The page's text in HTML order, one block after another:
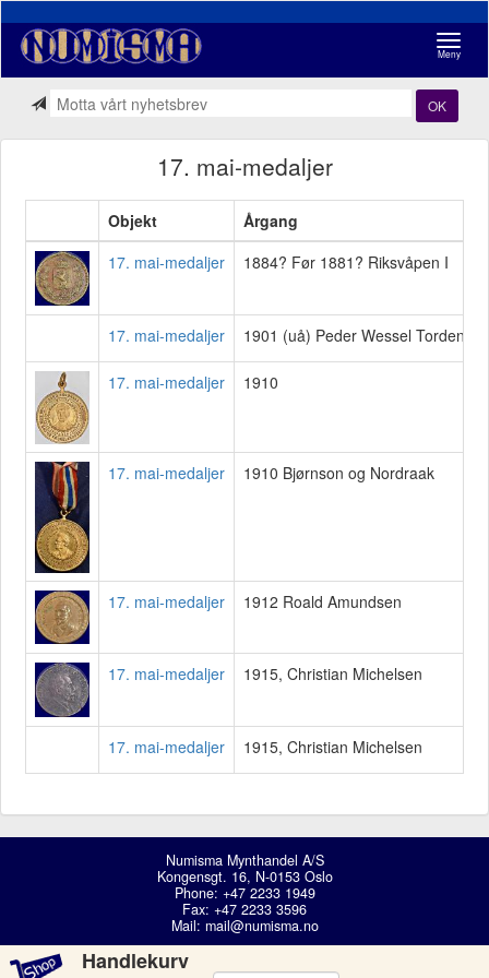
Meny
OK
17. mai-medaljer
Objekt
Årgang
17. mai-medaljer
1884? Før 1881? Riksvåpen I
17. mai-medaljer 1901 (uå) Peder Wessel
17. mai-medaljer 1910
17. mai-medaljer 1910 Bjørnson og Nordraak
17. mai-medaljer 1912 Roald Amundsen
17. mai-medaljer 1915, Christian Michelsen
17. mai-medaljer 1915, Christian Michelsen
Numisma Mynthandel A/S
Kongensgt. 16, N-0153 Oslo
Phone: +47 2233 1949
Fax: +47 2233 3596
Mail: mail@numisma.no
Handlekurv